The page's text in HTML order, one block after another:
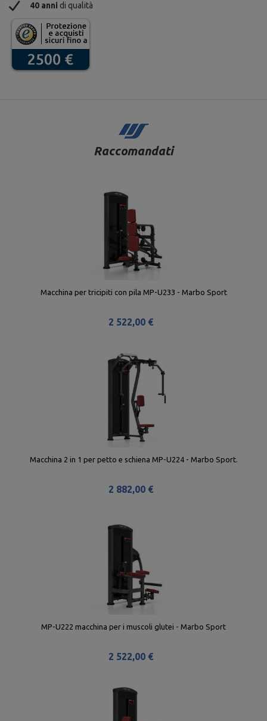
40 anni di qualità
Raccomandati
Macchina per tricipiti con pila MP-U233 - Marbo Sport
2 522,00 €
Macchina 2 in 1 per petto e schiena MP-U224 - Marbo Sport.
2 882,00 €
MP-U222 macchina per i muscoli glutei - Marbo Sport
2 522,00 €